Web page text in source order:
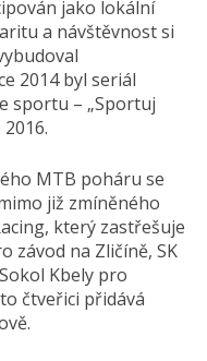
jako lokální
a návštěvnost si
2014 byl seriál
sportu – „Sportuj
MTB poháru se
již zmíněného
který zastřešuje
závod na Zličíně, SK
Kbely pro
čtveřici přidává